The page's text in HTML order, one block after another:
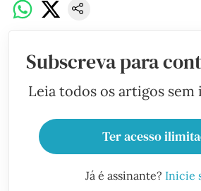
Subscreva para
Leia todos os artigos
Ter acesso
Já é assinante? Inicie